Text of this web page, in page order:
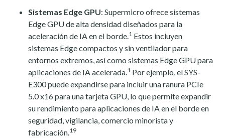
Sistemas Edge GPU: Supermicro ofrece sistemas
Edge GPU de alta densidad diseñados para la
aceleración de IA en el borde.1 Estos incluyen
sistemas Edge compactos y sin ventilador para
entornos extremos, así como sistemas Edge GPU para
aplicaciones de IA acelerada.1 Por ejemplo, el SYS-
E300 puede expandirse para incluir una ranura PCIe
5.0 x16 para una tarjeta GPU, lo que permite expandir
su rendimiento para aplicaciones de IA en el borde en
seguridad, vigilancia, comercio minorista y
fabricación.19